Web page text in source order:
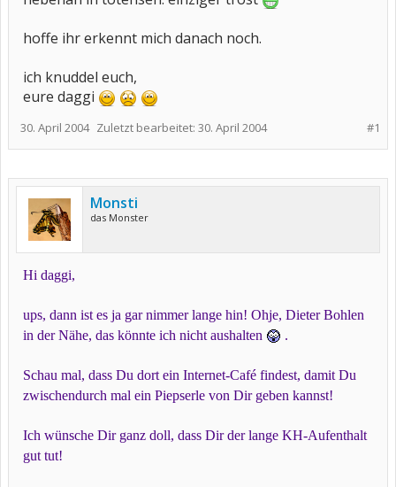
hoffe ihr erkennt mich danach noch.
ich knuddel euch,
eure daggi
#1
30. April 2004 Zuletzt bearbeitet: 30. April 2004
Monsti
das Monster
Hi daggi,
ups, dann ist es ja gar nimmer lange hin! Ohje, Dieter Bohlen
in der Nähe, das könnte ich nicht aushalten
.
Schau mal, dass Du dort ein Internet-Café findest, damit Du
zwischendurch mal ein Piepserle von Dir geben kannst!
Ich wünsche Dir ganz doll, dass Dir der lange KH-Aufenthalt
gut tut!